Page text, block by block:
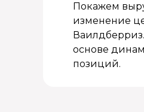
Покажем
изменение
основе
позиций.